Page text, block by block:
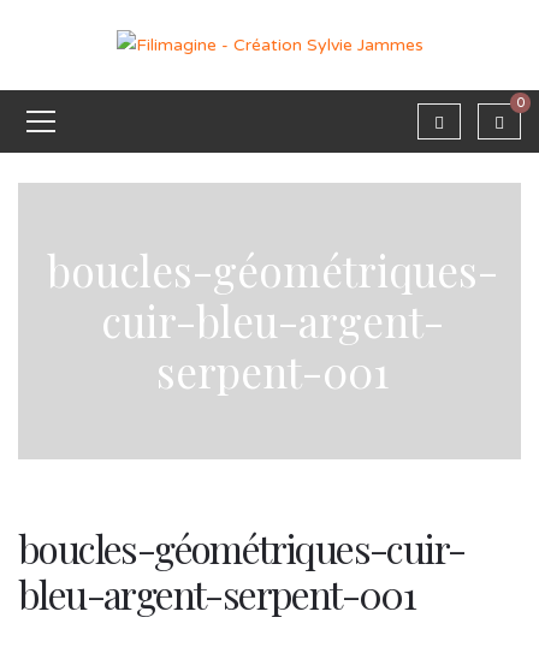
0
boucles-géométriques-
cuir-bleu-argent-
serpent-001
boucles-géométriques-cuir-
bleu-argent-serpent-001